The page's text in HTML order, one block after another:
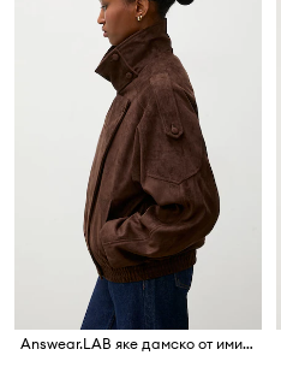
Answear.LAB яке дамско от имитация на велур